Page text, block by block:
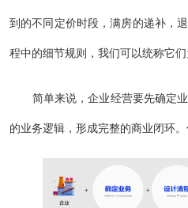
到的不同定价时段，满房的递补，
程中的细节规则，我们可以统称它们
简单来说，企业经营要先确定
的业务逻辑，形成完整的商业闭环